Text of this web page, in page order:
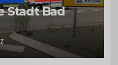
Stadt Bad